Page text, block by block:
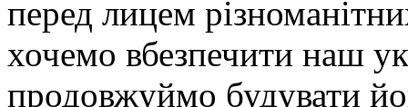
перед лицем
хочемо вбезпечити наш
продовжуймо будувати